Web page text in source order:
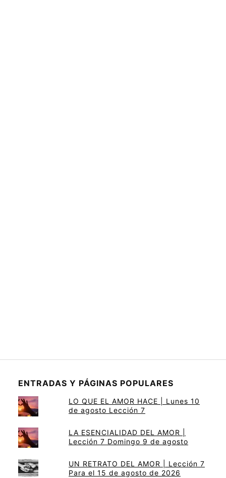
ENTRADAS Y PÁGINAS POPULARES
LO QUE EL AMOR HACE | Lunes 10
de agosto Lección 7
LA ESENCIALIDAD DEL AMOR |
Lección 7 Domingo 9 de agosto
UN RETRATO DEL AMOR | Lección 7
Para el 15 de agosto de 2026